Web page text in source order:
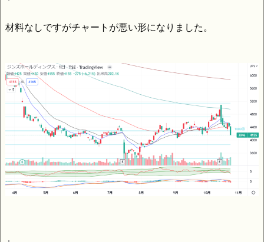
材料なしですがチャートが悪い形になりました。